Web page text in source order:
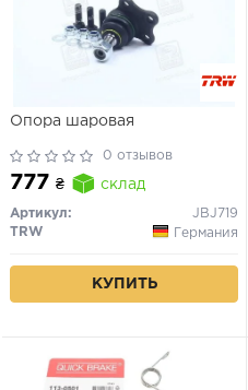
Опора шаровая
0 отзывов
777 ₴ склад
Артикул:
JBJ719
TRW
Германия
КУПИТЬ